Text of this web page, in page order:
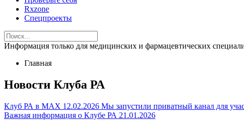
Rxzone
Спецпроекты
Информация только для медицинских и фармацевтических
Главная
Новости Клуба РА
Клуб РА в MAX 12.02.2026 Мы запустили приватный канал для
Важная информация о Клубе РА 21.01.2026